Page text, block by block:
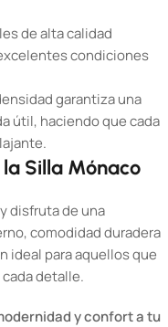
de alta calidad
condiciones
garantiza una
útil, haciendo que cada
Silla Mónaco
y disfruta de una
comodidad duradera
ideal para aquellos que
detalle.
y confort a tu